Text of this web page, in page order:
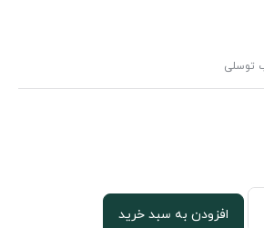
توسلی
افزودن به سبد خرید